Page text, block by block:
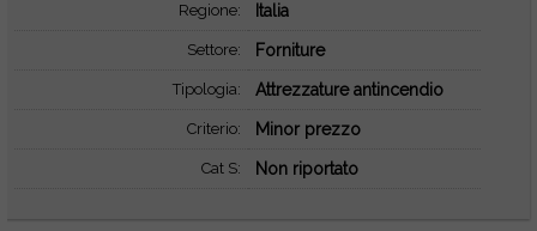
Regione: Italia
Settore: Forniture
Tipologia: Attrezzature antincendio
Criterio: Minor prezzo
Cat S: Non riportato